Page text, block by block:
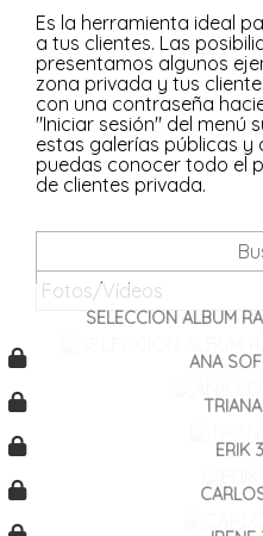
Es la herramienta ideal
a tus clientes. Las
presentamos algunos
zona privada y tus
con una contraseña
"Iniciar sesión" del menú
estas galerías públicas y
puedas conocer todo el
de clientes privada.
SELECCION ALBUM
ANA
ERIK